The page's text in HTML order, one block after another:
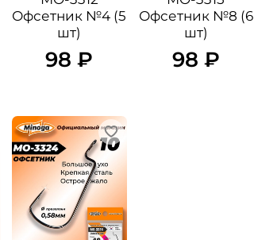
Офсетник №4 (5
шт)
98 ₽
Офсетник №8 (6
шт)
98 ₽